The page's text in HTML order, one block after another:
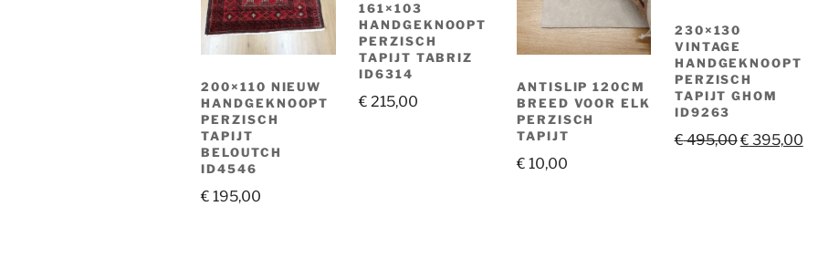
200×110 NIEUW
HANDGEKNOOPT
PERZISCH
TAPIJT
BELOUTCH
ID4546
€ 195,00
161×103
HANDGEKNOOPT
PERZISCH
TAPIJT TABRIZ
ID6314
€ 215,00
ANTISLIP 120CM
BREED VOOR ELK
PERZISCH
TAPIJT
€ 10,00
230×130
VINTAGE
HANDGEKNOOPT
PERZISCH
TAPIJT GHOM
ID9263
€495,00€ 395,00